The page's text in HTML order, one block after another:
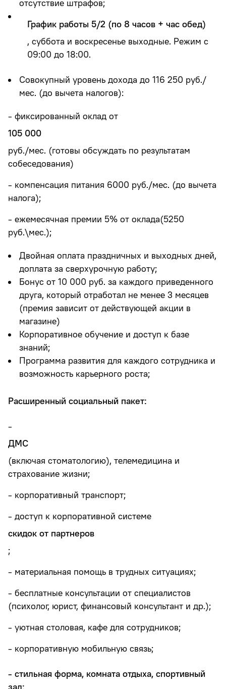
отсутствие штрафов;
График работы 5/2 (по 8 часов + час обед)
, суббота и воскресенье выходные. Режим с
09:00 до 18:00.
Совокупный уровень дохода до 116 250 руб./
мес. (до вычета налогов):
- фиксированный оклад от
105 000
руб./мес. (готовы обсуждать по результатам
собеседования)
- компенсация питания 6000 руб./мес. (до вычета
налога);
- ежемесячная премии 5% от оклада(5250
руб.\мес.);
Двойная оплата праздничных и выходных дней,
доплата за сверхурочную работу;
Бонус от 10 000 руб. за каждого приведенного
друга, который отработал не менее 3 месяцев
(премия зависит от действующей акции в
магазине)
Корпоративное обучение и доступ к базе
знаний;
Программа развития для каждого сотрудника и
возможность карьерного роста;
Расширенный социальный пакет:
-
ДМС
(включая стоматологию), телемедицина и
страхование жизни;
- корпоративный транспорт;
- доступ к корпоративной системе
скидок от партнеров
;
- материальная помощь в трудных ситуациях;
- бесплатные консультации от специалистов
(психолог, юрист, финансовый консультант и др.);
- уютная столовая, кафе для сотрудников;
- корпоративную мобильную связь;
- стильная форма, комната отдыха, спортивный
зал;